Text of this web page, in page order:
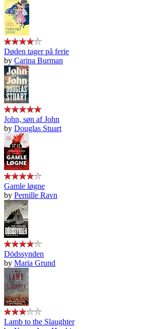
Døden tager på ferie
by Carina Burman
John, søn af John
by Douglas Stuart
Gamle løgne
by Pernille Ravn
Dödssynden
by Maria Grund
Lamb to the Slaughter